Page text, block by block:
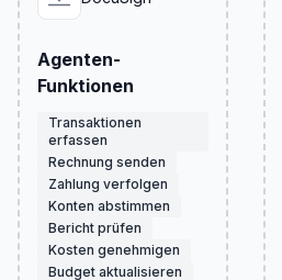
Agenten-
Funktionen
Transaktionen
erfassen
Rechnung senden
Zahlung verfolgen
Konten abstimmen
Bericht prüfen
Kosten genehmigen
Budget aktualisieren